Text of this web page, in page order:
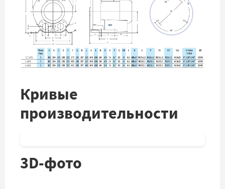
Кривые
производительности
3D-фото